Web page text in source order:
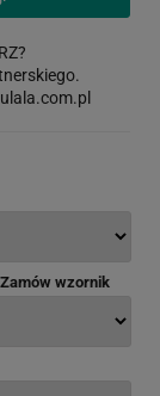
Zamów wzornik